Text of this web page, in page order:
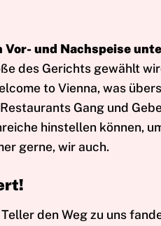
Vor- und Nachspeise
des Gerichts gewählt
to Vienna, was
Gang und
hinstellen können,
gerne, wir auch.
den Weg zu uns